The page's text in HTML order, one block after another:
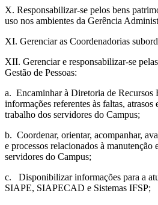
X. Responsabilizar-se pelos bens
uso nos ambientes da Gerência
XI. Gerenciar as Coordenadorias
XII. Gerenciar e responsabilizar-se
Gestão de Pessoas:
a. Encaminhar à Diretoria de Recursos
informações referentes às faltas, atrasos
trabalho dos servidores do Campus;
b. Coordenar, orientar, acompanhar,
e processos relacionados à manutenção
servidores do Campus;
c. Disponibilizar informações para a
SIAPE, SIAPECAD e Sistemas IFSP;